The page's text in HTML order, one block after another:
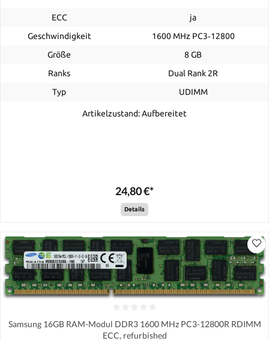
ECC
ja
Geschwindigkeit
1600 MHz PC3‑12800
Größe
8 GB
Ranks
Dual Rank 2R
Typ
UDIMM
Artikelzustand: Aufbereitet
24,80 €*
Details
Samsung 16GB RAM-Modul DDR3 1600 MHz PC3-12800R RDIMM
ECC, refurbished